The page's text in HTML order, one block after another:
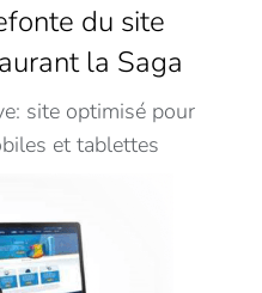
du site
la Saga
site optimisé pour
et tablettes